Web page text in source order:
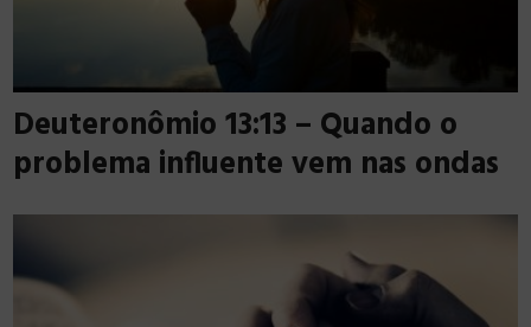
Deuteronômio 13:13 – Quando o
problema influente vem nas ondas